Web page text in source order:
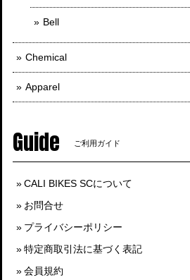
Bell
Chemical
Apparel
Guide ご利用ガイド
CALI BIKES SCについて
お問合せ
プライバシーポリシー
特定商取引法に基づく表記
会員規約